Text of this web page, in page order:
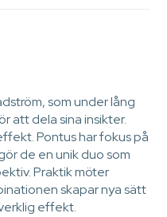
som under lång
att dela sina insikter.
Pontus har fokus på
de en unik duo som
Praktik möter
skapar nya sätt
effekt.